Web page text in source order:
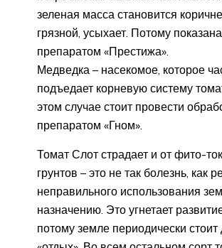
зеленая масса становится
грязной, усыхает. Потому
препаратом «Престижа».
Медведка – насекомое, которое
подъедает корневую систему
этом случае стоит провести
препаратом «Гном».
Томат Слот страдает и от фито-
грунтов – это не так болезнь, как
неправильного использования
назначению. Это угнетает
потому земле периодически стоит